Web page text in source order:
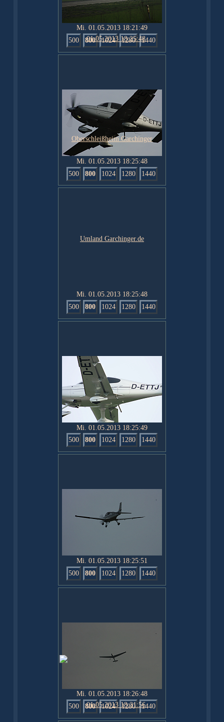
Mi. 01.05.2013 18:21:49
500
800 1024 1280 1440
Mi. 01.05.2013 18:25:48
500
800 1024 1280 1440
Mi. 01.05.2013 18:25:48
500
800 1024 1280 1440
Mi. 01.05.2013 18:25:49
500
800 1024 1280 1440
Mi. 01.05.2013 18:25:51
500
800 1024 1280 1440
Mi. 01.05.2013 18:26:48
500
800 1024 1280 1440